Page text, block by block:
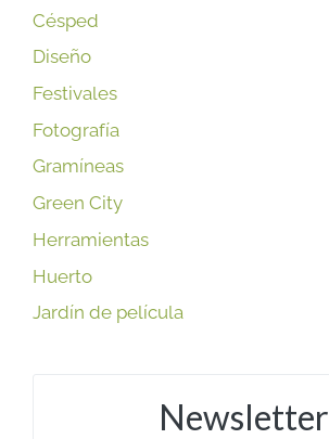
Césped
Diseño
Festivales
Fotografía
Gramíneas
Green City
Herramientas
Huerto
Jardín de película
Newsletter